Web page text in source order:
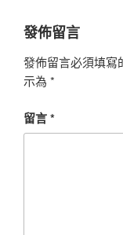
發佈留言
發佈留言必須填寫
示為 *
留言*